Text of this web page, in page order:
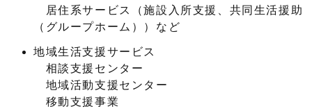
居住系サービス（施設入所支援、共同生活援助
（グループホーム））など
地域生活支援サービス
相談支援センター
地域活動支援センター
移動支援事業